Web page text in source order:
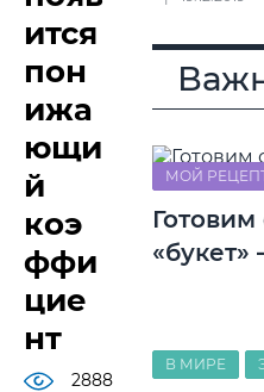
ится
пон
ижа
ющи
й
коэ
ффи
цие
нт
2888
МОЙ
«букет»
В МИРЕ